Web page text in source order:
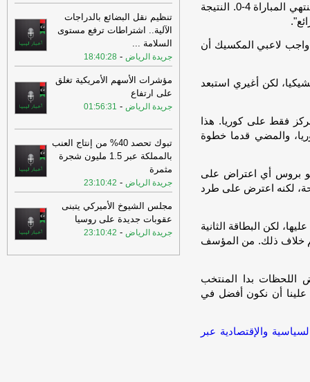
وأكمل "لم أسمع صافرات استهجان. لكن كان يمكن أن تنتهي المباراة 4-0. النتيجة
واجب لاعبي المكسيك أن
لكن أغيري استبعد
فقط على كوريا. هذا
والمضي قدما خطوة
بروس أي اعتراض على
لكنه اعترض على طرد
لكن البطاقة الثانية
خلاف ذلك. من المؤسف
اللحظات بدا المنتخب
أن نكون أفضل في
والإقتصادية عبر
تصاعد الانفلات الامني بأحياء وأسواق
العاصمة - اخبار ليبيا الان
20:52
الحكومة التركية: اتفاقية “مكة
أنقرة تجاه ح-اخبار ليبيا الان
20:52
الحكومة التركية: اتفاقية “مكة
للدفاع المشترك” لا تتعارض مع التزامات
أنقرة تجاه ح-اخبار ليبيا الان
20:48
شاهد| مواطنون يصطادون حيوان
“صيد الليل” في جنوب الجبل الأخضر. -
اخبار
طرابلس تحتضن الملتقى الليبي
التركي لعمليات زراعة الكبد تحت شعار (
نحو بناء برنامج وطني مستدام لزراعة الكبد
-وكالة الأنباء الليبية
20:48
شاهد| مواطنون يصطادون حيوان
تنظيم نقل البضائع بالدراجات
الآلية.. اشتراطات ترفع مستوى
السلامة ...
جريدة الرياض -
18:40:28
مؤشرات الأسهم الأمريكية تغلق
على ارتفاع
جريدة الرياض -
01:56:31
تبوك تحصد 40% من إنتاج العنب
بالمملكة عبر 1.5 مليون شجرة
مثمرة
جريدة الرياض -
23:10:42
مجلس الشيوخ الأميركي يتبنى
عقوبات جديدة على روسيا
جريدة الرياض -
23:10:42